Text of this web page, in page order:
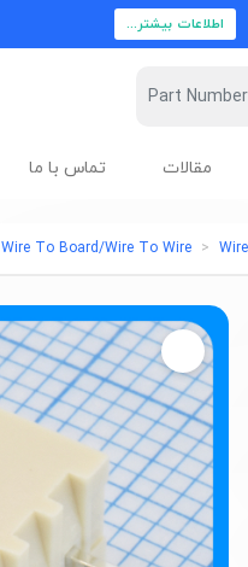
اطلاعات بیشتر...
مقالات تماس با ما
Wire To Board/Wire To Wire